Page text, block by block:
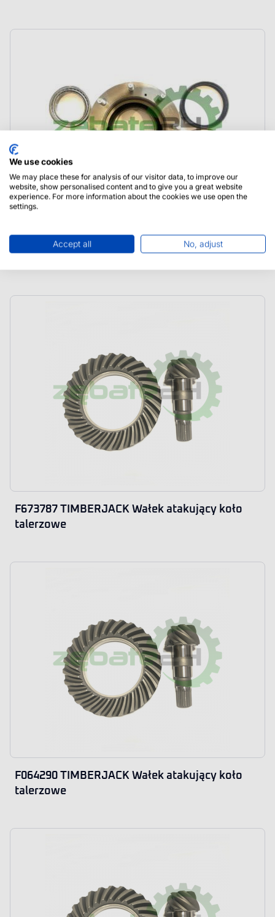
063397 Carraro Piasta z łożyskami i
F673787 TIMBERJACK Wałek atakujący koło
talerzowe
F064290 TIMBERJACK Wałek atakujący koło
talerzowe
We use cookies
We may place these for analysis of our visitor data, to improve our
website, show personalised content and to give you a great website
experience. For more information about the cookies we use open the
settings.
Accept all No, adjust